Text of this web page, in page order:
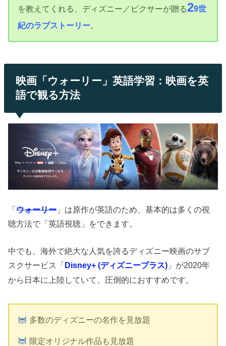
を教えてくれる、ディズニー／ピクサーが贈る29世
紀のラブストーリー。
映画「ウォーリー」英語学習：映画を英
語で観る方法
「ウォーリー」は原作が英語のため、基本的は多くの視
聴方法で「英語視聴」をできます。
中でも、海外で絶大な人気を誇るディズニー映画のサブ
スクサービス「 Disney+ (ディズニープラス) 」が2020年
から日本に上陸していて、圧倒的におすすめです。
多数のディズニーの名作を見放題
限定オリジナル作品も見放題